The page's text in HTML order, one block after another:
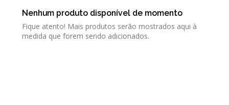
Nenhum produto disponível de momento
Fique atento! Mais produtos serão mostrados aqui à
medida que forem sendo adicionados.